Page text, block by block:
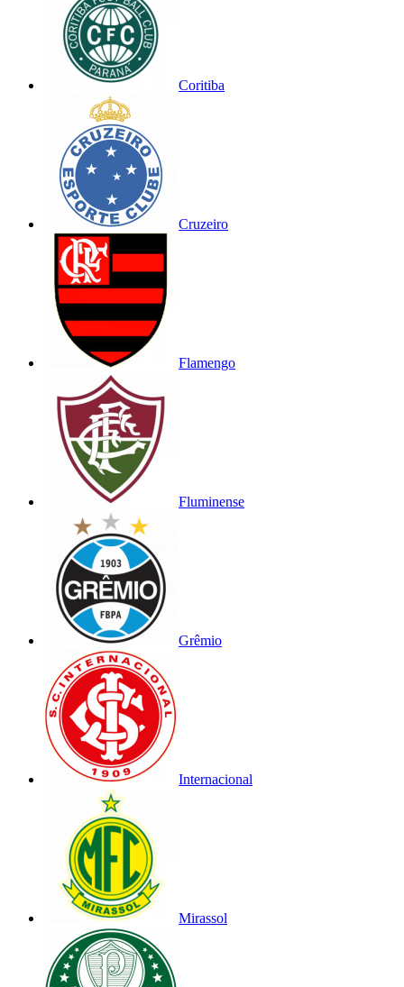
Coritiba
Cruzeiro
Flamengo
Fluminense
Grêmio
Internacional
Mirassol